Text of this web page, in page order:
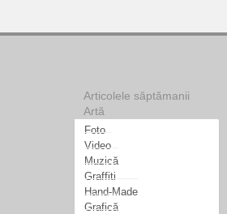
Articolele săptămanii
Artă
Foto
Video
Muzică
Graffiti
Hand-Made
Grafică